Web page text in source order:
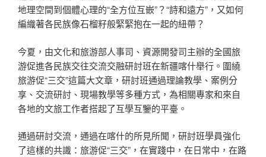
地理空間到個體心理的“全方位互嵌”？“詩和遠方”，又如何
編織著各民族像石榴籽般緊緊抱在一起的紐帶？
今夏，由文化和旅游部人事司、資源開發司主辦的全國旅
游促進各民族交往交流交融研討班在新疆喀什舉行。圍繞
旅游促“三交”這篇大文章，研討班通過理論教學、案例分
享、交流研討、現場教學等多種方式，為相關專家和來自
各地的文旅工作者搭起了互學互鑒的平臺。
通過研討交流，通過在喀什的所見所聞，研討班學員強化
了這樣的共識：旅游促“三交”，在實踐中，在日常中，在路